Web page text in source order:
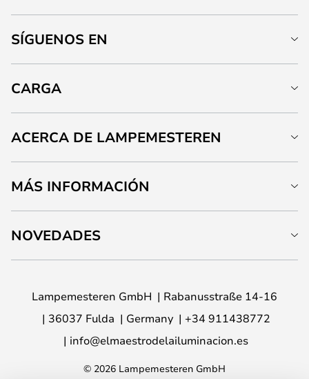
SÍGUENOS EN
CARGA
ACERCA DE LAMPEMESTEREN
MÁS INFORMACIÓN
NOVEDADES
Lampemesteren GmbH
Rabanusstraße 14-16
36037 Fulda
Germany
+34 911438772
info@elmaestrodelailuminacion.es
© 2026 Lampemesteren GmbH